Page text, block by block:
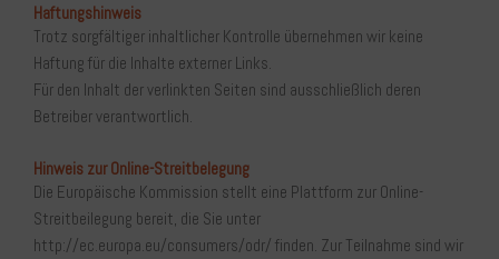
Haftungshinweis
Trotz sorgfältiger inhaltlicher Kontrolle übernehmen wir keine
Haftung für die Inhalte externer Links.
Für den Inhalt der verlinkten Seiten sind ausschließlich deren
Betreiber verantwortlich.
Hinweis zur Online-Streitbelegung
Die Europäische Kommission stellt eine Plattform zur Online-
Streitbeilegung bereit, die Sie unter
http://ec.europa.eu/consumers/odr/ finden. Zur Teilnahme sind wir